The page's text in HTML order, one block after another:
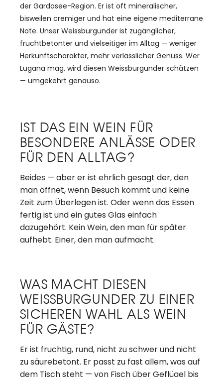
der Gardasee-Region. Er ist oft mineralischer,
bisweilen cremiger und hat eine eigene mediterrane
Note. Unser Weissburgunder ist zugänglicher,
fruchtbetonter und vielseitiger im Alltag — weniger
Herkunftscharakter, mehr verlässlicher Genuss. Wer
Lugana mag, wird diesen Weissburgunder schätzen
— umgekehrt genauso.
IST DAS EIN WEIN FÜR
BESONDERE ANLÄSSE ODER
FÜR DEN ALLTAG?
Beides — aber er ist ehrlich gesagt der, den
man öffnet, wenn Besuch kommt und keine
Zeit zum Überlegen ist. Oder wenn das Essen
fertig ist und ein gutes Glas einfach
dazugehört. Kein Wein, den man für später
aufhebt. Einer, den man aufmacht.
WAS MACHT DIESEN
WEISSBURGUNDER ZU EINER
SICHEREN WAHL ALS WEIN
FÜR GÄSTE?
Er ist fruchtig, rund, nicht zu schwer und nicht
zu säurebetont. Er passt zu fast allem, was auf
dem Tisch steht — von Fisch über Geflügel bis